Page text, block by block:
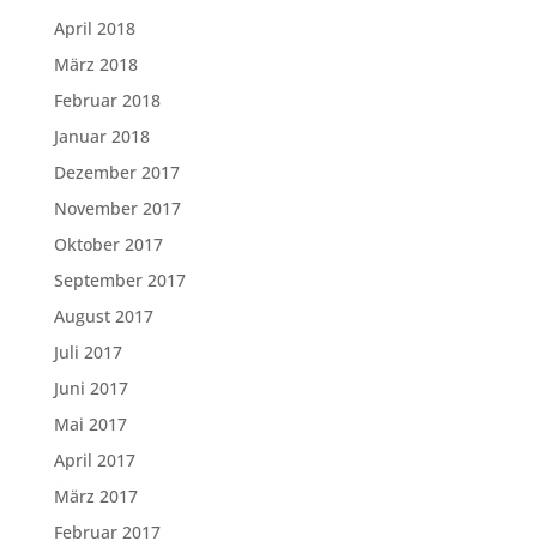
April 2018
März 2018
Februar 2018
Januar 2018
Dezember 2017
November 2017
Oktober 2017
September 2017
August 2017
Juli 2017
Juni 2017
Mai 2017
April 2017
März 2017
Februar 2017